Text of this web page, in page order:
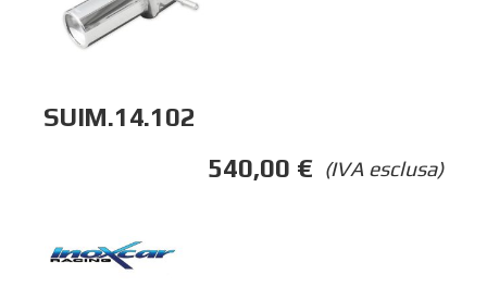
SUIM.14.102
(IVA esclusa)
540,00 €